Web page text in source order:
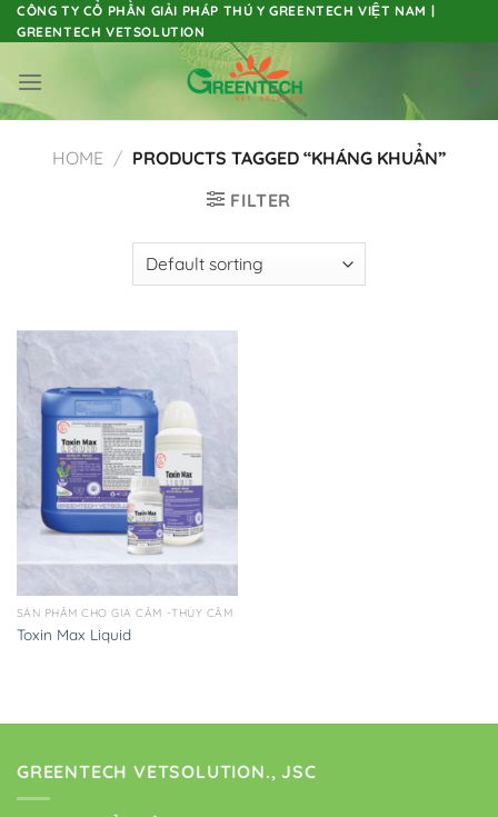
Skip
to
CÔNG TY CỔ PHẦN GIẢI PHÁP THÚ Y GREENTECH VIỆT NAM |
GREENTECH VETSOLUTION
HOME / PRODUCTS TAGGED “KHÁNG KHUẨN”
FILTER
SẢN PHẨM CHO GIA CẦM -THỦY CẦM
Toxin Max Liquid
GREENTECH VETSOLUTION., JSC